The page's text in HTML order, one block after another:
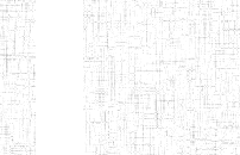
MOMO
ENIEG PRIVEE
TCHEB'S